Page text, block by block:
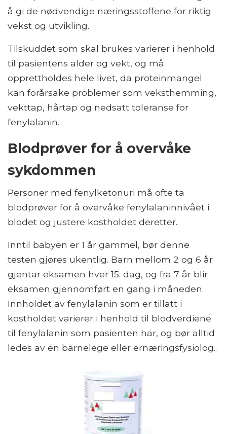
å gi de nødvendige næringsstoffene for riktig
vekst og utvikling.
Tilskuddet som skal brukes varierer i henhold
til pasientens alder og vekt, og må
opprettholdes hele livet, da proteinmangel
kan forårsake problemer som veksthemming,
vekttap, hårtap og nedsatt toleranse for
fenylalanin.
Blodprøver for å overvåke
sykdommen
Personer med fenylketonuri må ofte ta
blodprøver for å overvåke fenylalaninnivået i
blodet og justere kostholdet deretter..
Inntil babyen er 1 år gammel, bør denne
testen gjøres ukentlig. Barn mellom 2 og 6 år
gjentar eksamen hver 15. dag, og fra 7 år blir
eksamen gjennomført en gang i måneden.
Innholdet av fenylalanin som er tillatt i
kostholdet varierer i henhold til blodverdiene
til fenylalanin som pasienten har, og bør alltid
ledes av en barnelege eller ernæringsfysiolog..